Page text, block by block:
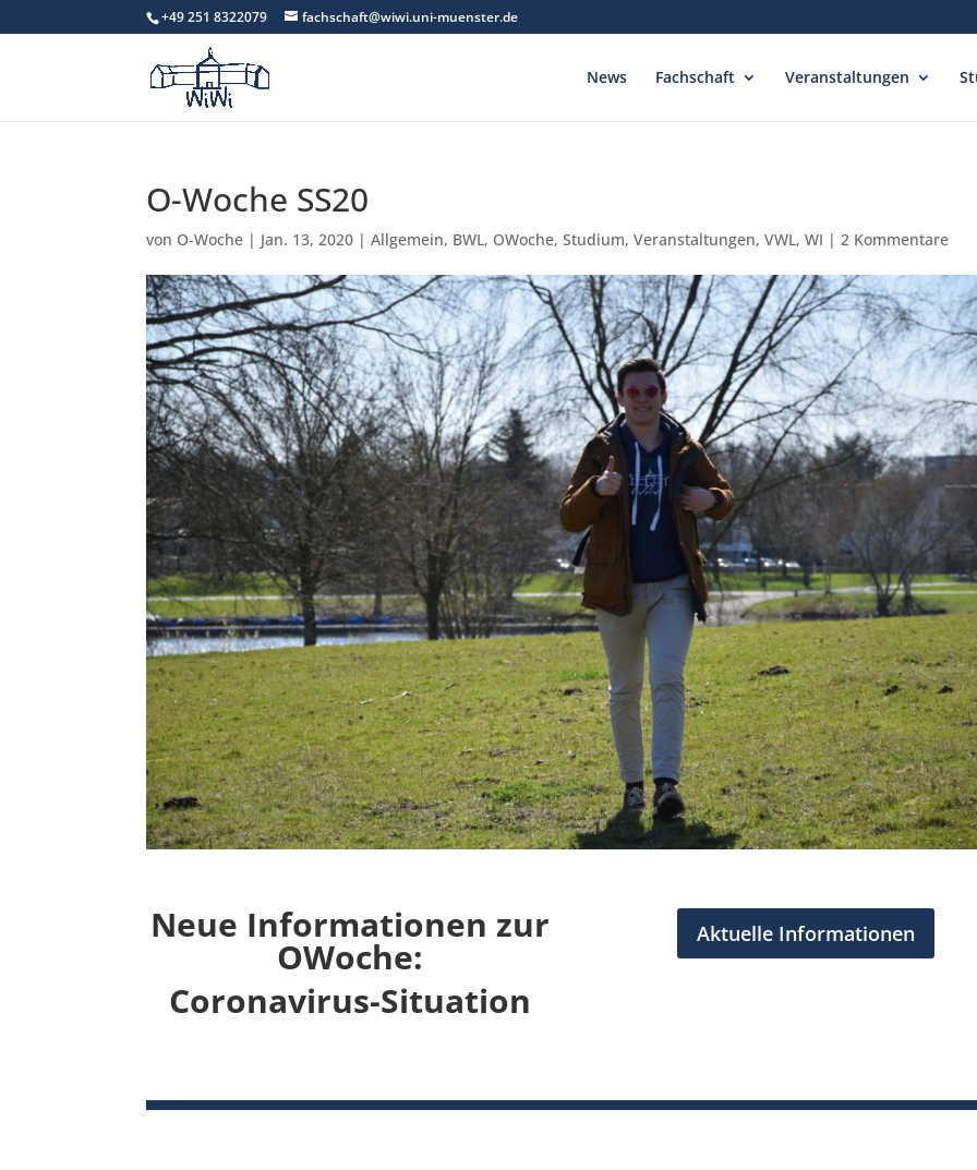
+49 251 8322079 fachschaft@wiwi.uni-muenster.de
News Fachschaft Veranstaltungen
O-Woche SS20
von O-Woche | Jan. 13, 2020 |Allgemein, BWL, OWoche,Studium,Veranstaltungen,VWL,WI |2 Kommentare
Neue Informationen zur
OWoche:
Coronavirus-Situation
Aktuelle Informationen